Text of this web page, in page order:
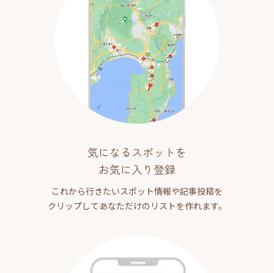
気になるスポットを
お気に入り登録
これから行きたいスポット情報や記事投稿を
クリップしてあなただけのリストを作れます。